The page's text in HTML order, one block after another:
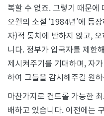
복할 수 없죠. 그렇기 때문에
오웰의 소설 ‘1984년’에 등
자)적 통치에 반하지 않고,
니다. 정부가 입국자를 제한
제시켜주기를 기대하며, 자
하여 그들을 감시해주길 원
마찬가지로 컨트롤 가능한
배하고 있습니다. 이전에는